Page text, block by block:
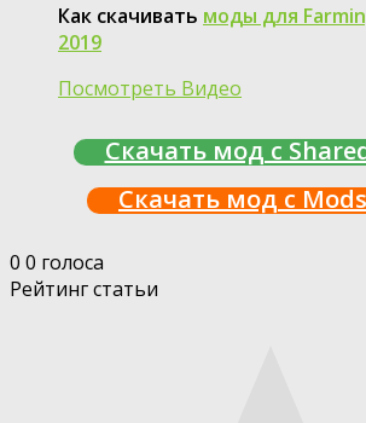
Как скачивать моды для
2019
Посмотреть Видео
Скачать мод с
Скачать мод с
0 0 голоса
Рейтинг статьи